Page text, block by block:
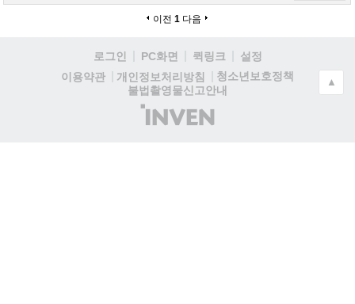
이전 1 다음
로그인 PC화면 퀵링크
설정
이용약관
개인정보처리방침
청소년보호정책
불법촬영물신고안내
(주)
인
▲